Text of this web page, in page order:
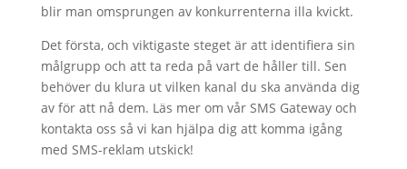
blir man omsprungen av konkurrenterna illa kvickt.
Det första, och viktigaste steget är att identifiera sin
målgrupp och att ta reda på vart de håller till. Sen
behöver du klura ut vilken kanal du ska använda dig
av för att nå dem. Läs mer om vår SMS Gateway och
kontakta oss så vi kan hjälpa dig att komma igång
med SMS-reklam utskick!